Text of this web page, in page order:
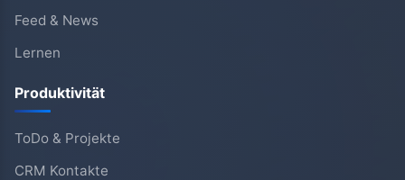
Feed & News
Lernen
Produktivität
ToDo & Projekte
CRM Kontakte